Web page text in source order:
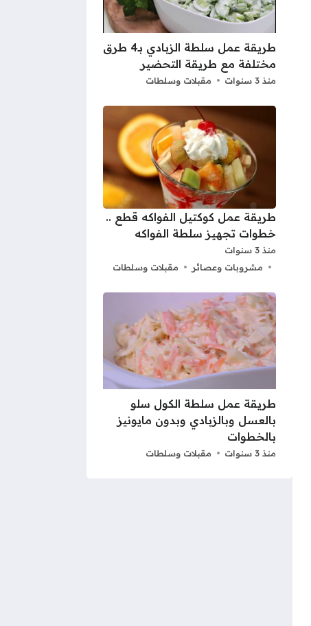
طريقة عمل سلطة الزبادي بـ4 طرق
مختلفة مع طريقة التحضير
منذ 3 سنوات مقبلات وسلطات
طريقة عمل كوكتيل الفواكه قطع ..
خطوات تجهيز سلطة الفواكه
منذ 3 سنوات
مشروبات وعصائر
مقبلات وسلطات
طريقة عمل سلطة الكول سلو
بالعسل وبالزبادي وبدون مايونيز
بالخطوات
منذ 3 سنوات مقبلات وسلطات